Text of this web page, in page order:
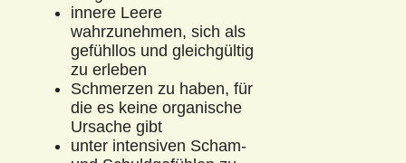
innere Leere
wahrzunehmen, sich als
gefühllos und gleichgültig
zu erleben
Schmerzen zu haben, für
die es keine organische
Ursache gibt
unter intensiven Scham-